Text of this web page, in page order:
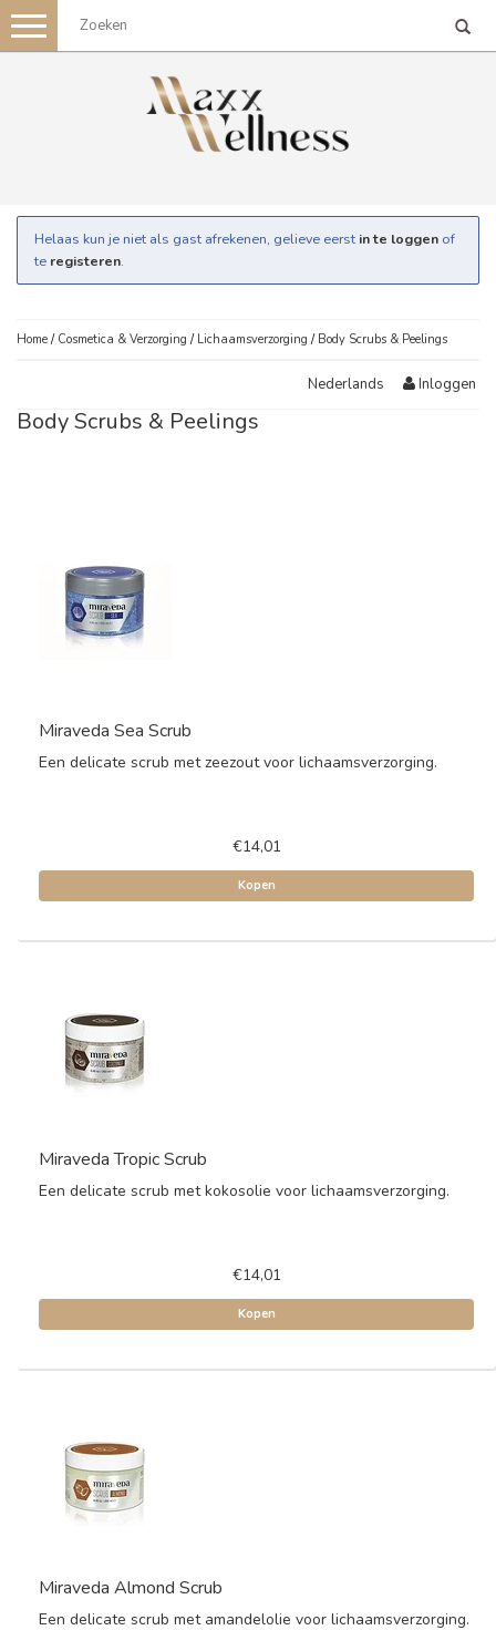
Toggle
navigation
Helaas kun je niet als gast afrekenen, gelieve eerst in te loggen of
te registeren.
Home / Cosmetica & Verzorging / Lichaamsverzorging / Body Scrubs & Peelings
Nederlands Inloggen
Body Scrubs & Peelings
Miraveda Sea Scrub
Een delicate scrub met zeezout voor lichaamsverzorging.
€14,01
Kopen
Miraveda Tropic Scrub
Een delicate scrub met kokosolie voor lichaamsverzorging.
€14,01
Kopen
Miraveda Almond Scrub
Een delicate scrub met amandelolie voor lichaamsverzorging.